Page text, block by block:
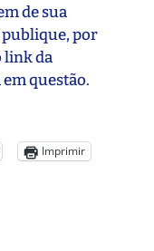
de sua
por
link da
questão.
Imprimir